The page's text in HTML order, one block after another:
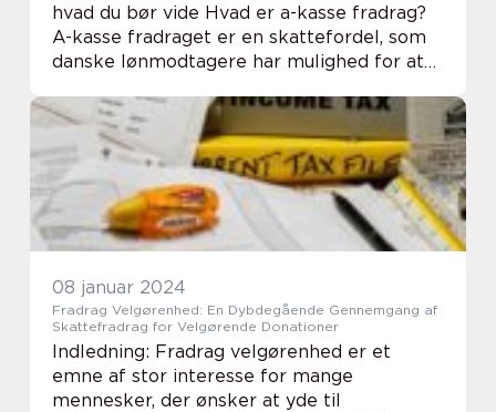
hvad du bør vide Hvad er a-kasse fradrag?
A-kasse fradraget er en skattefordel, som
danske lønmodtagere har mulighed for at
der gør det muligt at trække udgiften til...
08 januar 2024
Fradrag Velgørenhed: En Dybdegående Gennemgang af
Skattefradrag for Velgørende Donationer
Indledning: Fradrag velgørenhed er et
emne af stor interesse for mange
mennesker, der ønsker at yde til